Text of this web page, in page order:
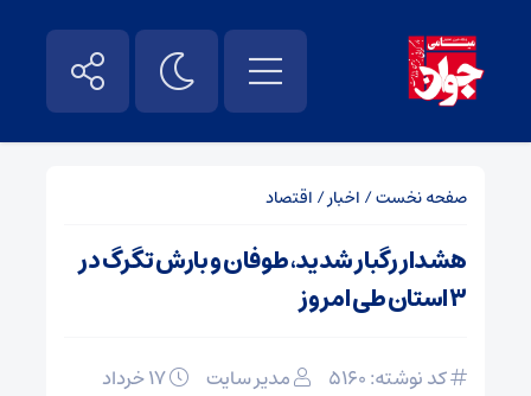
صفحه نخست/ اخبار/ اقتصاد
هشدار رگبار شدید، طوفان و بارش تگرگ در
۳ استان طی امروز
کد نوشته: 5160 مدیر سایت